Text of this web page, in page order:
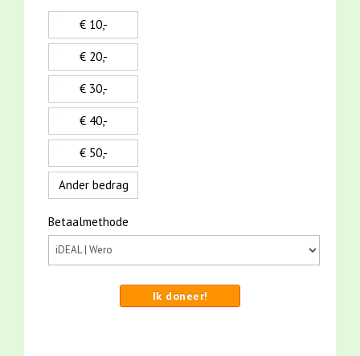
€ 10,-
€ 20,-
€ 30,-
€ 40,-
€ 50,-
Ander bedrag
Betaalmethode
Ik doneer!